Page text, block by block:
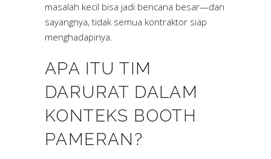
masalah kecil bisa jadi bencana besar—dan
sayangnya, tidak semua kontraktor siap
menghadapinya.
APA ITU TIM
DARURAT DALAM
KONTEKS BOOTH
PAMERAN?